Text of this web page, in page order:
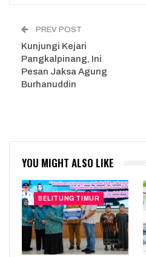
PREV POST
Kunjungi Kejari
Pangkalpinang, Ini
Pesan Jaksa Agung
Burhanuddin
YOU MIGHT ALSO LIKE
BELITUNG TIMUR